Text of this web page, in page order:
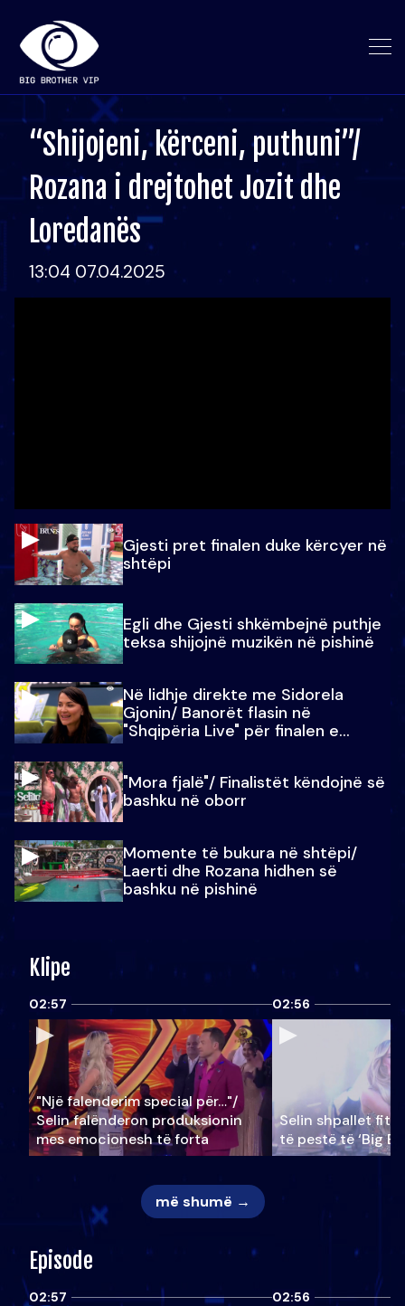
“Shijojeni, kërceni, puthuni”/
Rozana i drejtohet Jozit dhe
Loredanës
13:04 07.04.2025
Gjesti pret finalen duke kërcyer në
shtëpi
Egli dhe Gjesti shkëmbejnë puthje
teksa shijojnë muzikën në pishinë
Në lidhje direkte me Sidorela
Gjonin/ Banorët flasin në
"Shqipëria Live" për finalen e
"Mora fjalë"/ Finalistët këndojnë së
bashku në oborr
Momente të bukura në shtëpi/
Laerti dhe Rozana hidhen së
bashku në pishinë
Klipe
02:57
"Një falenderim special për…"/
Selin falënderon produksionin
mes emocionesh të forta
02:56
Selin shpallet
të pestë të ‘Big
më shumë →
Episode
02:57 02:56